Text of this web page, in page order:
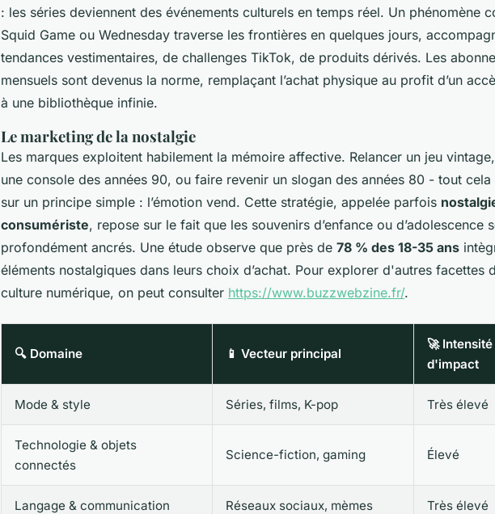
: les séries deviennent des événements culturels en temps réel. Un phénomène
Squid Game ou Wednesday traverse les frontières en quelques jours,
tendances vestimentaires, de challenges TikTok, de produits dérivés. Les
mensuels sont devenus la norme, remplaçant l’achat physique au profit d’un
à une bibliothèque infinie.
Le marketing de la nostalgie
Les marques exploitent habilement la mémoire affective. Relancer un jeu
une console des années 90, ou faire revenir un slogan des années 80 - tout
sur un principe simple : l’émotion vend. Cette stratégie, appelée parfois
consumériste, repose sur le fait que les souvenirs d’enfance ou d’adolescence
profondément ancrés. Une étude observe que près de 78 % des 18-35 ans
éléments nostalgiques dans leurs choix d’achat. Pour explorer d'autres facettes
culture numérique, on peut consulter https://www.buzzwebzine.fr/.
🔍 Domaine 📱 Vecteur principal
🚀 Intensité
d'impact
Mode & style Séries, films, K-pop Très élevé
Technologie & objets
connectés
Science-fiction, gaming Élevé
Langage & communication Réseaux sociaux, mèmes Très élevé